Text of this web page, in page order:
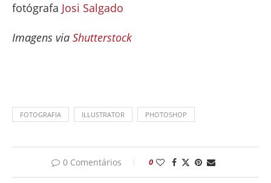
fotógrafa Josi Salgado
Imagens via Shutterstock
FOTOGRAFIA ILLUSTRATOR PHOTOSHOP
0 Comentários 0